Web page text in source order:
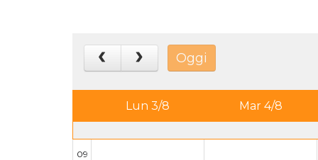
Oggi
Lun 3/8 Mar 4/8
09